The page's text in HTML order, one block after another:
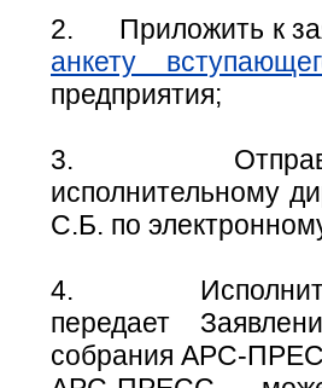
2.
Приложить к
анкету
предприятия;
3.
исполнительному
С.Б. по
4.
передает
собрания АРС-